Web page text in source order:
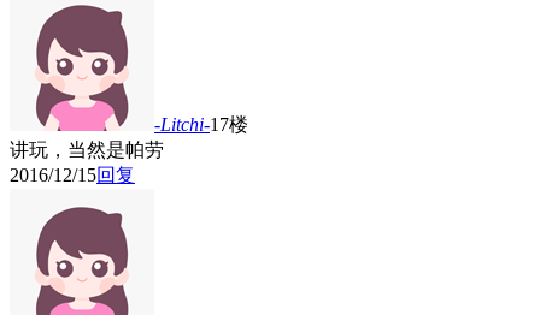
-Litchi-17楼
讲玩，当然是帕劳
2016/12/15回复